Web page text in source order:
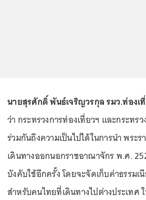
นายสุรศักดิ์ พันธ์เจริญวรกุล รมว.ท่องเ
ว่า กระทรวงการท่องเที่ยวฯ และกระทร
ร่วมกันถึงความเป็นไปได้ในการนำ พระ
เดินทางออกนอกราชอาณาจักร พ.ศ.
บังคับใช้อีกครั้ง โดยจะจัดเก็บค่าธรรมเ
สำหรับคนไทยที่เดินทางไปต่างประเทศ